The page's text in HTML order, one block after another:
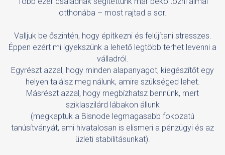
otthonába – most rajtad a sor.
Valljuk be őszintén, hogy építkezni és felújítani stresszes.
Éppen ezért mi igyekszünk a lehető legtöbb terhet levenni a
válladról.
Egyrészt azzal, hogy minden alapanyagot, kiegészítőt egy
helyen találsz meg nálunk, amire szükséged lehet.
Másrészt azzal, hogy megbízhatsz bennünk, mert
sziklaszilárd lábakon állunk
(megkaptuk a Bisnode legmagasabb fokozatú
tanúsítványát, ami hivatalosan is elismeri a pénzügyi és az
üzleti stabilitásunkat).